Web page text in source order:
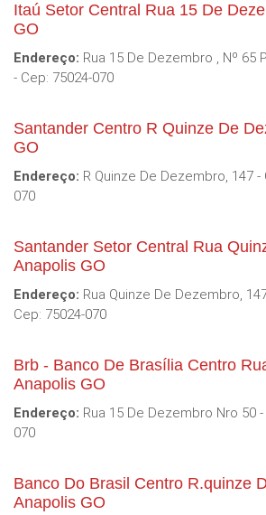
Itaú Setor Central Rua 15 De
GO
Endereço: Rua 15 De Dezembro , Nº 65
- Cep: 75024-070
Santander Centro R Quinze De
GO
Endereço: R Quinze De Dezembro, 147
070
Santander Setor Central Rua
Anapolis GO
Endereço: Rua Quinze De Dezembro,
Cep: 75024-070
Brb - Banco De Brasília Centro
Anapolis GO
Endereço: Rua 15 De Dezembro Nro 50
070
Banco Do Brasil Centro R.quinze
Anapolis GO